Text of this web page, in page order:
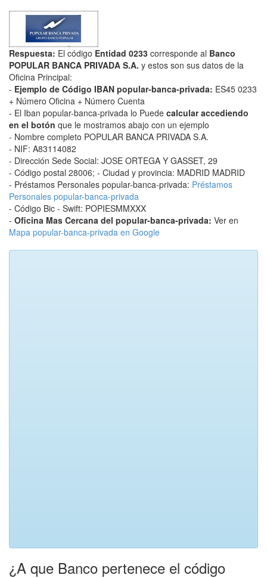
Respuesta: El código Entidad 0233 corresponde al Banco
POPULAR BANCA PRIVADA S.A. y estos son sus datos de la
Oficina Principal:
- Ejemplo de Código IBAN popular-banca-privada: ES45 0233
+ Número Oficina + Número Cuenta
- El Iban popular-banca-privada lo Puede calcular accediendo
en el botón que le mostramos abajo con un ejemplo
- Nombre completo POPULAR BANCA PRIVADA S.A.
- NIF: A83114082
- Dirección Sede Social: JOSE ORTEGA Y GASSET, 29
- Código postal 28006; - Ciudad y provincia: MADRID MADRID
- Préstamos Personales popular-banca-privada: Préstamos
Personales popular-banca-privada
- Código Bic - Swift: POPIESMMXXX
- Oficina Mas Cercana del popular-banca-privada: Ver en
Mapa popular-banca-privada en Google
¿A que Banco pertenece el código